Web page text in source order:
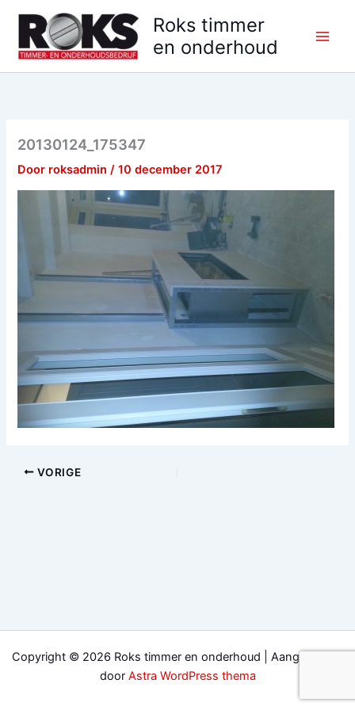
Roks timmer
en onderhoud
20130124_175347
Door roksadmin/10 december 2017
VORIGE
Copyright © 2026 Roks timmer en onderhoud | Aangedreven
door Astra WordPress thema